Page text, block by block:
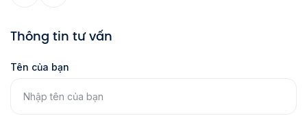
Thông tin tư vấn
Tên của bạn